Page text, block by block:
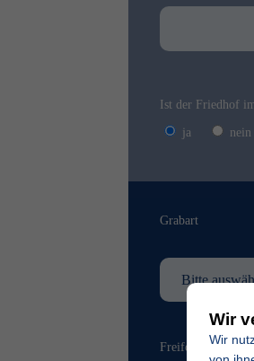
Ist der Friedhof
ja nein
Grabart
Freifeld für evtl.
Wir
Wir